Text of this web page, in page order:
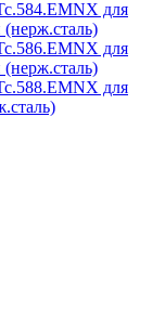
для
(нерж.сталь)
для
(нерж.сталь)
для